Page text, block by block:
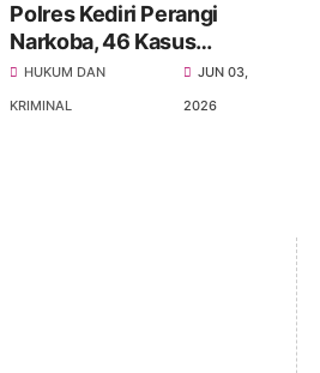
Polres Kediri Perangi
Narkoba, 46 Kasus
Terungkap dalam Periode
April–Mei 2026
HUKUM DAN
KRIMINAL
JUN 03,
2026